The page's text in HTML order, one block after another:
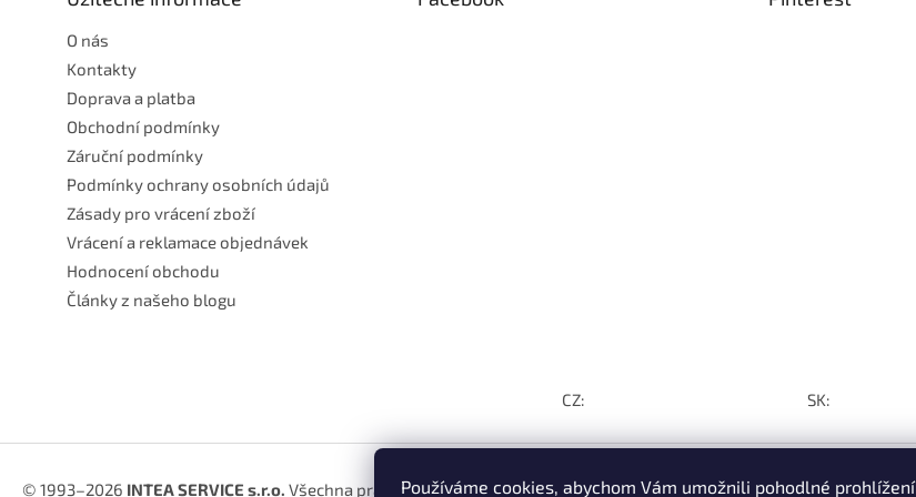
Používáme cookies, abychom Vám umožnili pohodlné prohlížení
O nás
Kontakty
Doprava a platba
Obchodní podmínky
Záruční podmínky
Podmínky ochrany osobních údajů
Zásady pro vrácení zboží
Vrácení a reklamace objednávek
Hodnocení obchodu
Články z našeho blogu
CZ: SK:
© 1993–2026 INTEA SERVICE s.r.o. Všechna práva vyhrazena.